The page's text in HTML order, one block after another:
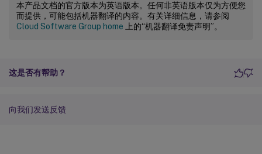
本产品文档的官方版本为英语版本。任何非英语版本仅为方便您
而提供，可能包括机器翻译的内容。有关详细信息，请参阅
Cloud Software Group home 上的“机器翻译免责声明”。
这是否有帮助？
向我们发送反馈